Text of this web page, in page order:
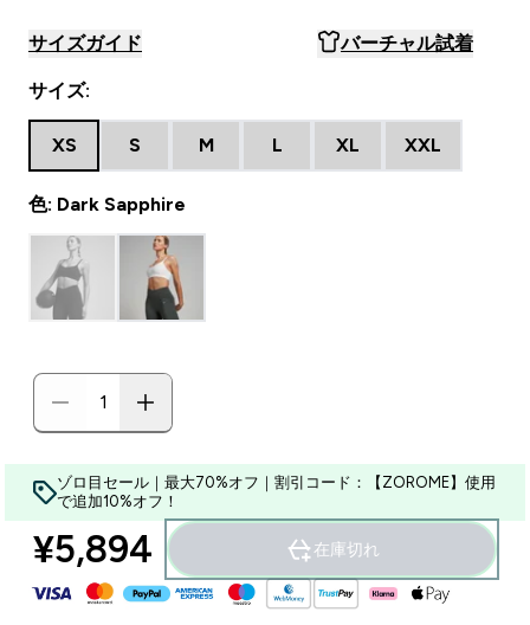
サイズガイド バーチャル試着
サイズ:
XS S M L XL XXL
色: Dark Sapphire
ゾロ目セール｜最大70%オフ｜割引コード：【ZOROME】使用
で追加10%オフ！
¥5,894‎ 在庫切れ